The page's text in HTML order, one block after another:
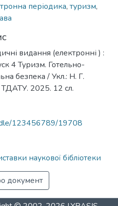
періодика, туризм,
видання (електронні ) :
4 Туризм. Готельно-
безпека / Укл.: Н. Г.
2025. 12 сл.
123456789/19708
наукової бібліотеки
документ